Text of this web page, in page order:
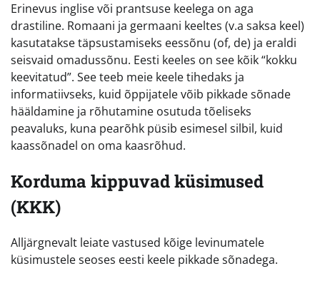
Erinevus inglise või prantsuse keelega on aga
drastiline. Romaani ja germaani keeltes (v.a saksa keel)
kasutatakse täpsustamiseks eessõnu (of, de) ja eraldi
seisvaid omadussõnu. Eesti keeles on see kõik “kokku
keevitatud”. See teeb meie keele tihedaks ja
informatiivseks, kuid õppijatele võib pikkade sõnade
hääldamine ja rõhutamine osutuda tõeliseks
peavaluks, kuna pearõhk püsib esimesel silbil, kuid
kaassõnadel on oma kaasrõhud.
Korduma kippuvad küsimused
(KKK)
Alljärgnevalt leiate vastused kõige levinumatele
küsimustele seoses eesti keele pikkade sõnadega.